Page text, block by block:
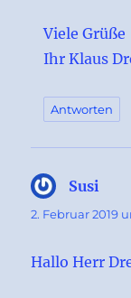
Viele Grüße
Ihr Klaus
Antworten
Susi
2. Februar 2019
Hallo Herr